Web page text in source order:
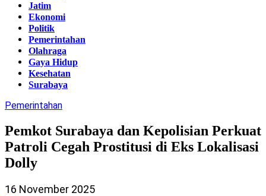
Jatim
Ekonomi
Politik
Pemerintahan
Olahraga
Gaya Hidup
Kesehatan
Surabaya
Pemerintahan
Pemkot Surabaya dan Kepolisian Perkuat
Patroli Cegah Prostitusi di Eks Lokalisasi
Dolly
16 November 2025